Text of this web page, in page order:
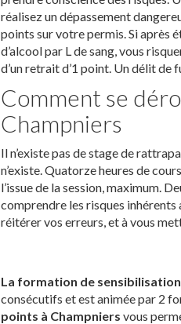
réalisez un dépassement
points sur votre permis. Si après
d’alcool par L de sang, vous
d’un retrait d’1 point. Un délit de
Comment se
Champniers
Il n’existe pas de stage de
n’existe. Quatorze heures de
l’issue de la session, maximum.
comprendre les risques
réitérer vos erreurs, et à vous
La formation de
consécutifs et est animée par 2
points à Champniers vous